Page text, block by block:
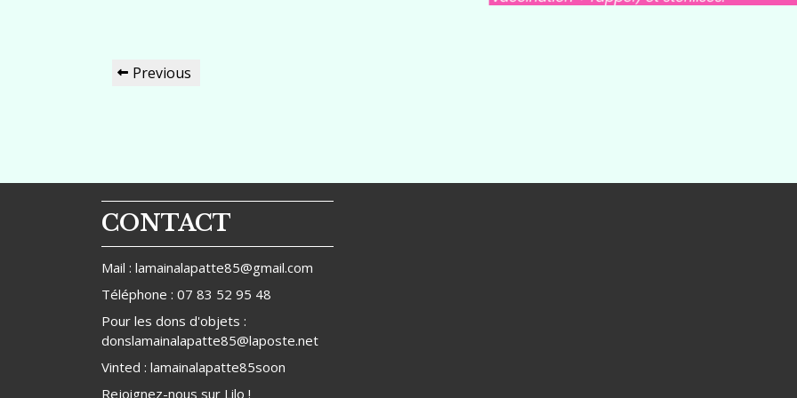
Navigation
Previous
Previous
CONTACT
Mail : lamainalapatte85@gmail.com
Téléphone : 07 83 52 95 48
Pour les dons d'objets :
donslamainalapatte85@laposte.net
Vinted : lamainalapatte85soon
Rejoignez-nous sur Lilo !